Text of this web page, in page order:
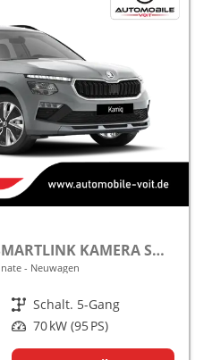
CLEVER 1.0 TSI 95 PS SMARTLINK KAMERA SHZ ALU PDC LED TEMPOMAT frei konfigurierbar!
Neuwagen
Getriebe Schalt. 5-Gang
Leistung 70 kW (95 PS)